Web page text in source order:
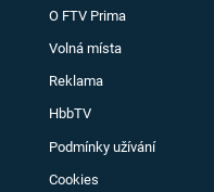
O FTV Prima
Volná místa
Reklama
HbbTV
Podmínky užívání
Cookies